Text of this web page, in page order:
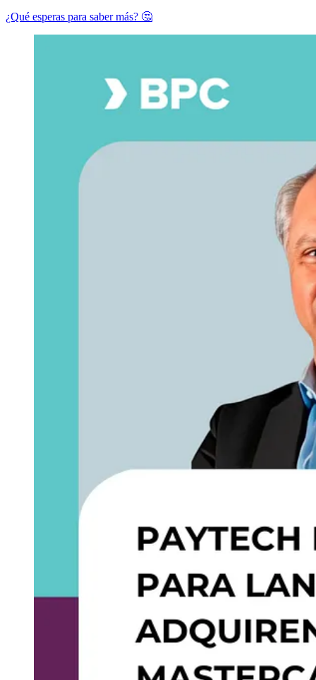
¿Qué esperas para saber más? 🤔